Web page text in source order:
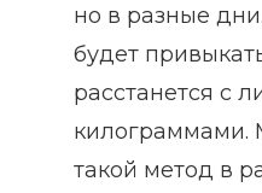
но в разные
будет
расстанется с
килограммами.
такой метод в